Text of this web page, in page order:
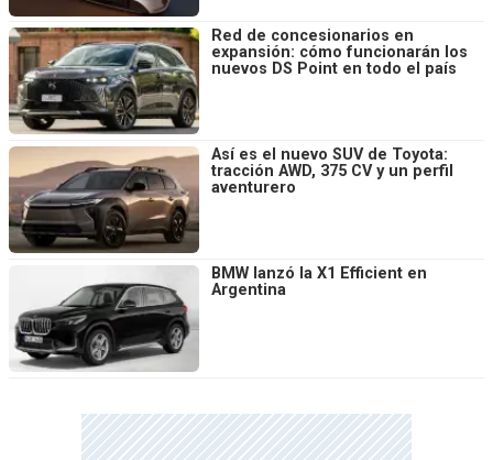
Red de concesionarios en
expansión: cómo funcionarán los
nuevos DS Point en todo el país
Así es el nuevo SUV de Toyota:
tracción AWD, 375 CV y un perfil
aventurero
BMW lanzó la X1 Efficient en
Argentina